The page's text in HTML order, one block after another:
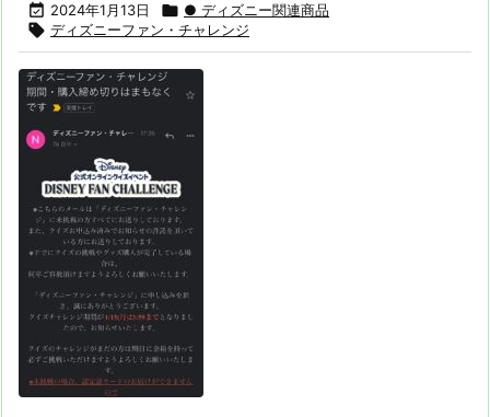
 2024年1月13日  ● ディズニー関連商品
 ディズニーファン・チャレンジ